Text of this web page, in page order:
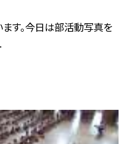
す。今日は部活動写真を